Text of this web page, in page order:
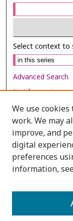
Select context to
Advanced Search
Notify me via
Browse
Collections
Disciplines
Authors
We use
work. We may
improve, and
digital
preferences
information,